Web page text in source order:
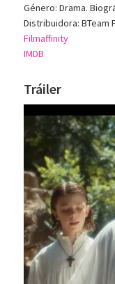
Género: Drama.
Distribuidora: BTeam
Filmaffinity
IMDB
Tráiler